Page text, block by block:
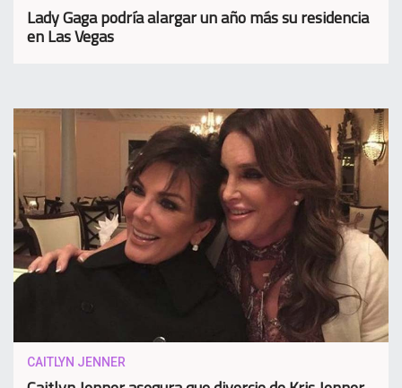
Lady Gaga podría alargar un año más su residencia
en Las Vegas
CAITLYN JENNER